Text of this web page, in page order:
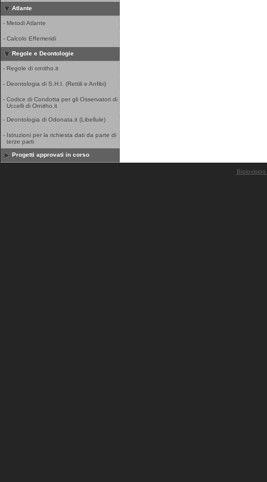
Atlante
- Metodi Atlante
- Calcolo Effemeridi
Regole e Deontologie
- Regole di ornitho.it
- Deontologia di S.H.I. (Rettili e Anfibi)
- Codice di Condotta per gli Osservatori di
Uccelli di Ornitho.it
- Deontologia di Odonata.it (Libellule)
- Istruzioni per la richiesta dati da parte di
terze parti
Progetti approvati in corso
Biolovision